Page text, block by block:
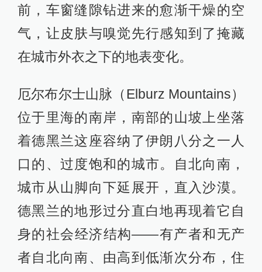
前，车窗缝隙钻进来的愈渐干燥的空
气，让皮肤与嗅觉先行感知到了掩藏
在城市外衣之下的地表变化。
厄尔布尔士山脉（Elburz Mountains）
位于里海的南岸，南部的山坡上坐落
着德黑兰这座容纳了伊朗八分之一人
口的、过度饱和的城市。自北向南，
城市从山脚向下延展开，直入沙漠。
德黑兰的地形过分直白地再现着它自
身的社会经济结构——有产者和无产
者自北向南、由高到低渐次分布，住